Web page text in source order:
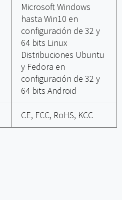
Microsoft Windows
hasta Win10 en
configuración de 32 y
64 bits Linux
Distribuciones Ubuntu
y Fedora en
configuración de 32 y
64 bits Android
CE, FCC, RoHS, KCC